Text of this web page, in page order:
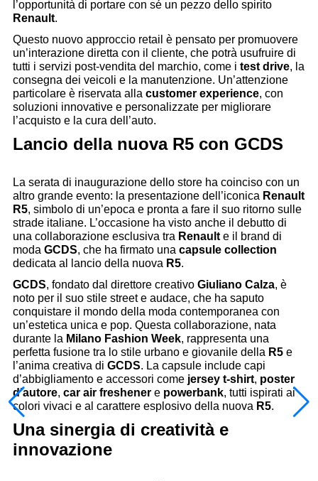
l’opportunità di portare con sé un pezzo dello spirito
Renault.
Questo nuovo approccio retail è pensato per promuovere
un’interazione diretta con il cliente, che potrà usufruire di
tutti i servizi post-vendita del marchio, come i test drive, la
consegna dei veicoli e la manutenzione. Un’attenzione
particolare è riservata alla customer experience, con
soluzioni innovative e personalizzate per migliorare
l’acquisto e la cura dell’auto.
Lancio della nuova R5 con GCDS
La serata di inaugurazione dello store ha coinciso con un
altro grande evento: la presentazione dell’iconica Renault
R5, simbolo di un’epoca e pronta a fare il suo ritorno sulle
strade italiane. L’occasione ha visto anche il debutto di
una collaborazione esclusiva tra Renault e il brand di
moda GCDS, che ha firmato una capsule collection
dedicata al lancio della nuova R5.
GCDS, fondato dal direttore creativo Giuliano Calza, è
noto per il suo stile street e audace, che ha saputo
conquistare il mondo della moda contemporanea con
un’estetica unica e pop. Questa collaborazione, nata
durante la Milano Fashion Week, rappresenta una
perfetta fusione tra lo stile urbano e giovanile della R5 e
l’anima creativa di GCDS. La capsule include capi
d’abbigliamento e accessori come jersey t-shirt, poster
d’autore, car air freshener e powerbank, tutti ispirati ai
colori vivaci e al carattere esplosivo della nuova R5.
Una sinergia di creatività e
innovazione